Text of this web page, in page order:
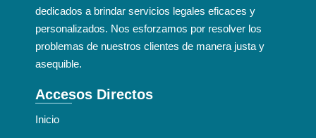
dedicados a brindar servicios legales eficaces y
personalizados. Nos esforzamos por resolver los
problemas de nuestros clientes de manera justa y
asequible.
Accesos Directos
Inicio